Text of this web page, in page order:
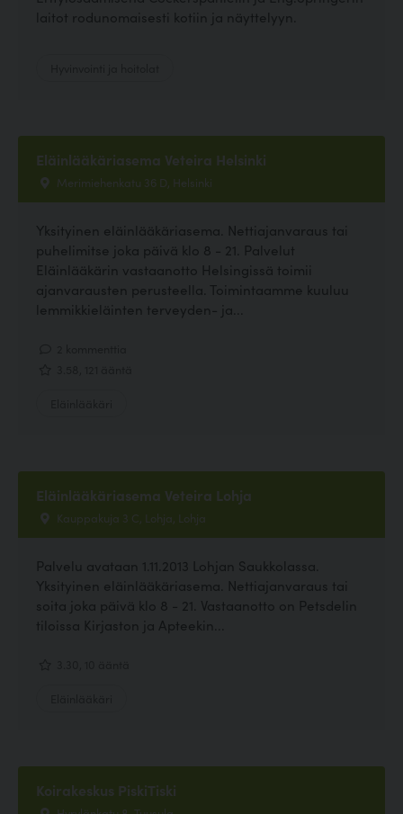
laitot rodunomaisesti kotiin ja näyttelyyn.
Eläinlääkäriasema Veteira Helsinki
Merimiehenkatu 36 D, Helsinki
Yksityinen eläinlääkäriasema. Nettiajanvaraus tai
puhelimitse joka päivä klo 8 - 21. Palvelut
Eläinlääkärin vastaanotto Helsingissä toimii
ajanvarausten perusteella. Toimintaamme kuuluu
lemmikkieläinten terveyden- ja...
Eläinlääkäriasema Veteira Lohja
Kauppakuja 3 C, Lohja, Lohja
Palvelu avataan 1.11.2013 Lohjan Saukkolassa.
Yksityinen eläinlääkäriasema. Nettiajanvaraus tai
soita joka päivä klo 8 - 21. Vastaanotto on Petsdelin
tiloissa Kirjaston ja Apteekin...
Koirakeskus PiskiTiski